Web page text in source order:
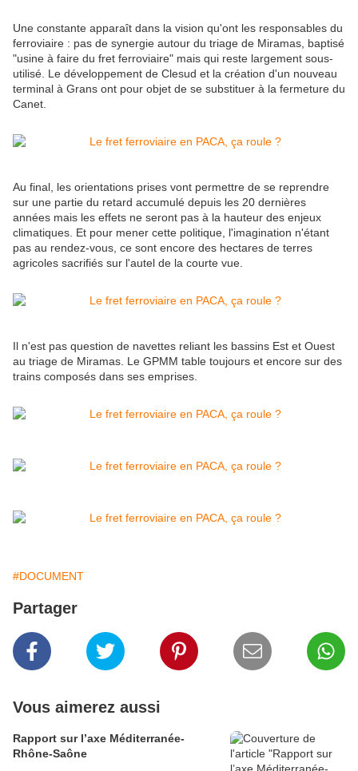
Une constante apparaît dans la vision qu'ont les responsables du
ferroviaire : pas de synergie autour du triage de Miramas, baptisé
"usine à faire du fret ferroviaire" mais qui reste largement sous-
utilisé. Le développement de Clesud et la création d'un nouveau
terminal à Grans ont pour objet de se substituer à la fermeture du
Canet.
Au final, les orientations prises vont permettre de se reprendre
sur une partie du retard accumulé depuis les 20 dernières
années mais les effets ne seront pas à la hauteur des enjeux
climatiques. Et pour mener cette politique, l'imagination n'étant
pas au rendez-vous, ce sont encore des hectares de terres
agricoles sacrifiés sur l'autel de la courte vue.
Il n'est pas question de navettes reliant les bassins Est et Ouest
au triage de Miramas. Le GPMM table toujours et encore sur des
trains composés dans ses emprises.
#DOCUMENT
Partager
Vous aimerez aussi
Rapport sur l’axe Méditerranée-
Rhône-Saône